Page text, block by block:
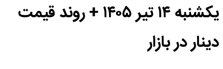
یکشنبه ۱۴ تیر ۱۴۰۵ + روند قیمت
دینار در بازار